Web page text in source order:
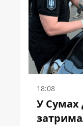
18:08
У Сумах